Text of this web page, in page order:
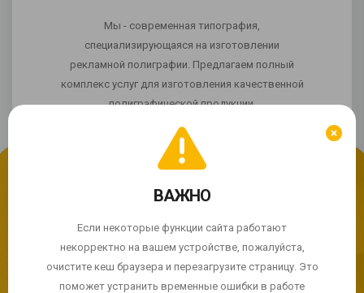
Мы - современная типография,
специализирующаяся на изготовлении
рекламной полиграфии. Предлагаем полный
комплекс услуг для изготовления качественной
полиграфической продукции.
Если сайт работает некорректно?
© 2004 - 2026 Express Print ™. Все права защищены
Мы используем cookie
Продолжая использовать сайт, Вы соглашаетесь с
использованием cookie-файлов.
ПРИНЯТЬ
ВАЖНО
Если некоторые функции сайта работают
некорректно на вашем устройстве, пожалуйста,
очистите кеш браузера и перезагрузите страницу. Это
поможет устранить временные ошибки в работе